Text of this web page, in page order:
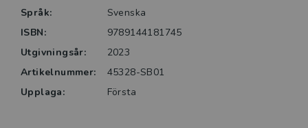
Språk:
Svenska
ISBN:
9789144181745
Utgivningsår:
2023
Artikelnummer:
45328-SB01
Upplaga:
Första